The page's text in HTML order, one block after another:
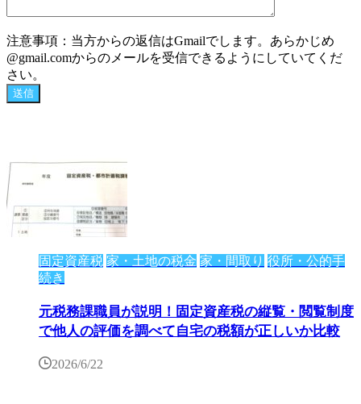
注意事項：当方からの返信はGmailでします。あらかじめ
@gmail.comからのメールを受信できるようにしていてくだ
さい。
固定資産税 家・土地の税金 家・間取り 役所・公的手
続き
元税務課職員が説明！固定資産税の縦覧・閲覧制度
で他人の評価を調べて自宅の税額が正しいか比較
2026/6/22